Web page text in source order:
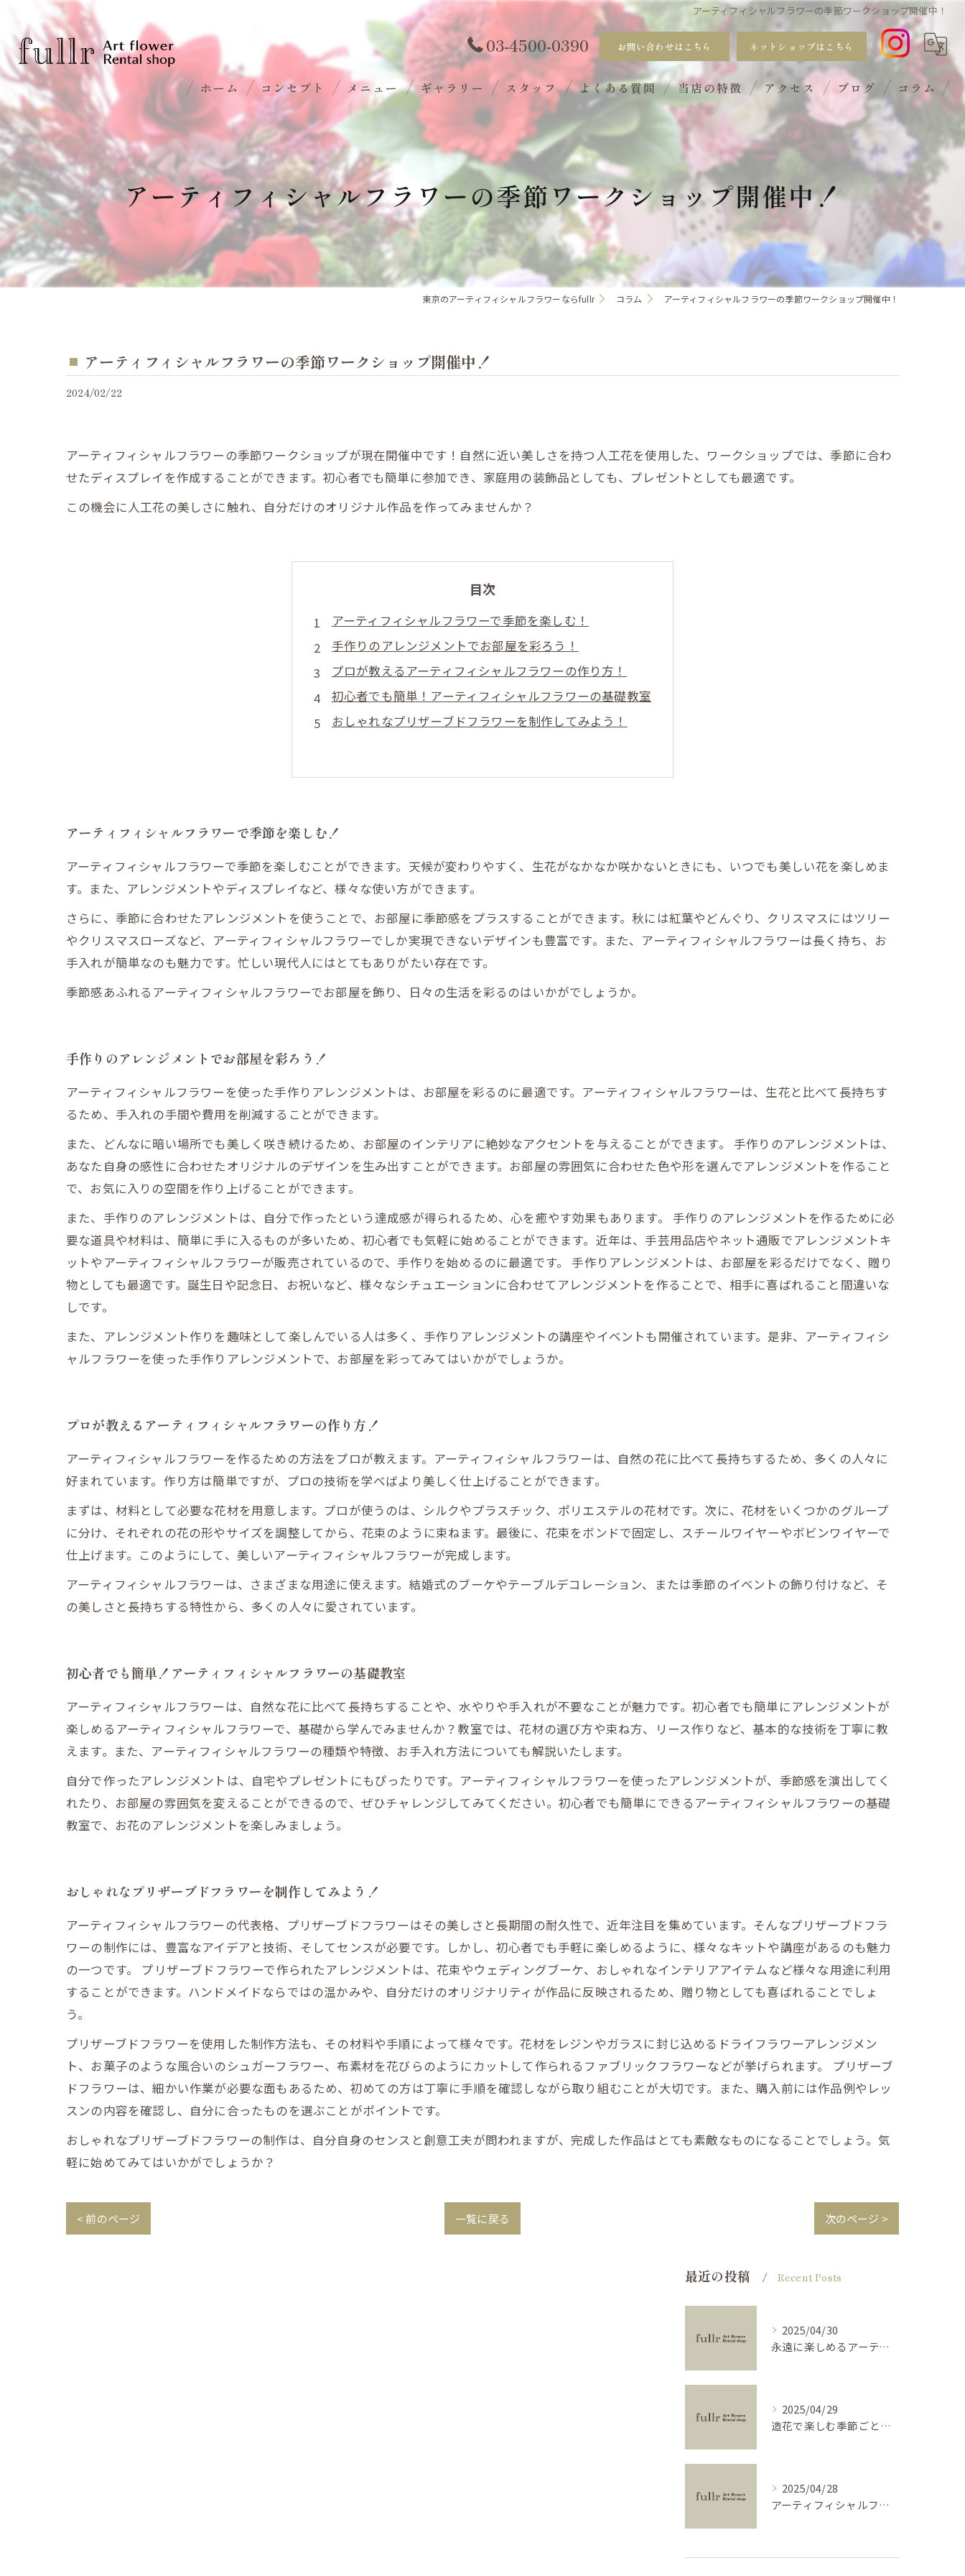
アーティフィシャルフラワーの季節ワークショップ開催中！
03-4500-0390 お問い合わせはこちら ネットショップはこちら
ホーム コンセプト メニュー ギャラリー スタッフ よくある質問 当店の特徴
おしゃれ
手入れ不要
サブスク
ギフト
ワークショップ
アクセス ブログ コラム
アーティフィシャルフラワーの季節ワークショップ開催中！
東京のアーティフィシャルフラワーならfullr コラム アーティフィシャルフラワーの季節ワークショップ開催中！
アーティフィシャルフラワーの季節ワークショップ開催中！
2024/02/22
アーティフィシャルフラワーの季節ワークショップが現在開催中です！自然に近い美しさを持つ人工花を使用した、ワークショップでは、季節に合わ
せたディスプレイを作成することができます。初心者でも簡単に参加でき、家庭用の装飾品としても、プレゼントとしても最適です。
この機会に人工花の美しさに触れ、自分だけのオリジナル作品を作ってみませんか？
目次
アーティフィシャルフラワーで季節を楽しむ！
手作りのアレンジメントでお部屋を彩ろう！
プロが教えるアーティフィシャルフラワーの作り方！
初心者でも簡単！アーティフィシャルフラワーの基礎教室
おしゃれなプリザーブドフラワーを制作してみよう！
アーティフィシャルフラワーで季節を楽しむ！
アーティフィシャルフラワーで季節を楽しむことができます。天候が変わりやすく、生花がなかなか咲かないときにも、いつでも美しい花を楽しめま
す。また、アレンジメントやディスプレイなど、様々な使い方ができます。
さらに、季節に合わせたアレンジメントを使うことで、お部屋に季節感をプラスすることができます。秋には紅葉やどんぐり、クリスマスにはツリー
やクリスマスローズなど、アーティフィシャルフラワーでしか実現できないデザインも豊富です。また、アーティフィシャルフラワーは長く持ち、お
手入れが簡単なのも魅力です。忙しい現代人にはとてもありがたい存在です。
季節感あふれるアーティフィシャルフラワーでお部屋を飾り、日々の生活を彩るのはいかがでしょうか。
手作りのアレンジメントでお部屋を彩ろう！
アーティフィシャルフラワーを使った手作りアレンジメントは、お部屋を彩るのに最適です。アーティフィシャルフラワーは、生花と比べて長持ちす
るため、手入れの手間や費用を削減することができます。
また、どんなに暗い場所でも美しく咲き続けるため、お部屋のインテリアに絶妙なアクセントを与えることができます。 手作りのアレンジメントは、
あなた自身の感性に合わせたオリジナルのデザインを生み出すことができます。お部屋の雰囲気に合わせた色や形を選んでアレンジメントを作ること
で、お気に入りの空間を作り上げることができます。
また、手作りのアレンジメントは、自分で作ったという達成感が得られるため、心を癒やす効果もあります。 手作りのアレンジメントを作るために必
要な道具や材料は、簡単に手に入るものが多いため、初心者でも気軽に始めることができます。近年は、手芸用品店やネット通販でアレンジメントキ
ットやアーティフィシャルフラワーが販売されているので、手作りを始めるのに最適です。 手作りアレンジメントは、お部屋を彩るだけでなく、贈り
物としても最適です。誕生日や記念日、お祝いなど、様々なシチュエーションに合わせてアレンジメントを作ることで、相手に喜ばれること間違いな
しです。
また、アレンジメント作りを趣味として楽しんでいる人は多く、手作りアレンジメントの講座やイベントも開催されています。是非、アーティフィシ
ャルフラワーを使った手作りアレンジメントで、お部屋を彩ってみてはいかがでしょうか。
プロが教えるアーティフィシャルフラワーの作り方！
アーティフィシャルフラワーを作るための方法をプロが教えます。アーティフィシャルフラワーは、自然の花に比べて長持ちするため、多くの人々に
好まれています。作り方は簡単ですが、プロの技術を学べばより美しく仕上げることができます。
まずは、材料として必要な花材を用意します。プロが使うのは、シルクやプラスチック、ポリエステルの花材です。次に、花材をいくつかのグループ
に分け、それぞれの花の形やサイズを調整してから、花束のように束ねます。最後に、花束をボンドで固定し、スチールワイヤーやボビンワイヤーで
仕上げます。このようにして、美しいアーティフィシャルフラワーが完成します。
アーティフィシャルフラワーは、さまざまな用途に使えます。結婚式のブーケやテーブルデコレーション、または季節のイベントの飾り付けなど、そ
の美しさと長持ちする特性から、多くの人々に愛されています。
初心者でも簡単！アーティフィシャルフラワーの基礎教室
アーティフィシャルフラワーは、自然な花に比べて長持ちすることや、水やりや手入れが不要なことが魅力です。初心者でも簡単にアレンジメントが
楽しめるアーティフィシャルフラワーで、基礎から学んでみませんか？教室では、花材の選び方や束ね方、リース作りなど、基本的な技術を丁寧に教
えます。また、アーティフィシャルフラワーの種類や特徴、お手入れ方法についても解説いたします。
自分で作ったアレンジメントは、自宅やプレゼントにもぴったりです。アーティフィシャルフラワーを使ったアレンジメントが、季節感を演出してく
れたり、お部屋の雰囲気を変えることができるので、ぜひチャレンジしてみてください。初心者でも簡単にできるアーティフィシャルフラワーの基礎
教室で、お花のアレンジメントを楽しみましょう。
おしゃれなプリザーブドフラワーを制作してみよう！
アーティフィシャルフラワーの代表格、プリザーブドフラワーはその美しさと長期間の耐久性で、近年注目を集めています。そんなプリザーブドフラ
ワーの制作には、豊富なアイデアと技術、そしてセンスが必要です。しかし、初心者でも手軽に楽しめるように、様々なキットや講座があるのも魅力
の一つです。 プリザーブドフラワーで作られたアレンジメントは、花束やウェディングブーケ、おしゃれなインテリアアイテムなど様々な用途に利用
することができます。ハンドメイドならではの温かみや、自分だけのオリジナリティが作品に反映されるため、贈り物としても喜ばれることでしょ
う。
プリザーブドフラワーを使用した制作方法も、その材料や手順によって様々です。花材をレジンやガラスに封じ込めるドライフラワーアレンジメン
ト、お菓子のような風合いのシュガーフラワー、布素材を花びらのようにカットして作られるファブリックフラワーなどが挙げられます。 プリザーブ
ドフラワーは、細かい作業が必要な面もあるため、初めての方は丁寧に手順を確認しながら取り組むことが大切です。また、購入前には作品例やレッ
スンの内容を確認し、自分に合ったものを選ぶことがポイントです。
おしゃれなプリザーブドフラワーの制作は、自分自身のセンスと創意工夫が問われますが、完成した作品はとても素敵なものになることでしょう。気
軽に始めてみてはいかがでしょうか？
< 前のページ 一覧に戻る 次のページ >
最近の投稿 Recent Posts
2025/04/30
永遠に楽しめるアーティフィシャルフラワーの使い方
2025/04/29
造花で楽しむ季節ごとのインテリア
2025/04/28
アーティフィシャルフラワーで学ぶ基礎と活用法